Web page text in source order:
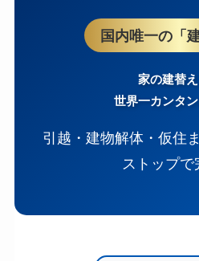
国内唯一の「
家の建替え
世界一カンタン
引越・建物解体・仮住
ストップで